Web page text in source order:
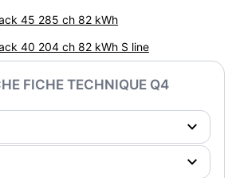
45 285 ch 82 kWh
40 204 ch 82 kWh S line
FICHE TECHNIQUE Q4